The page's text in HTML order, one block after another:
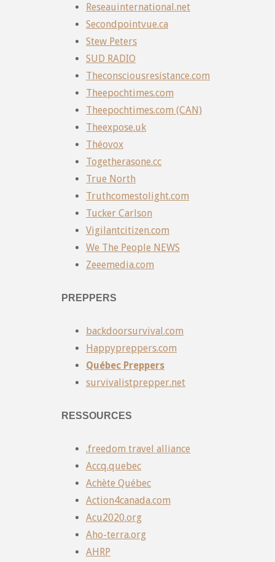
Reseauinternational.net
Secondpointvue.ca
Stew Peters
SUD RADIO
Theconsciousresistance.com
Theepochtimes.com
Theepochtimes.com (CAN)
Theexpose.uk
Théovox
Togetherasone.cc
True North
Truthcomestolight.com
Tucker Carlson
Vigilantcitizen.com
We The People NEWS
Zeeemedia.com
PREPPERS
backdoorsurvival.com
Happypreppers.com
Québec Preppers
survivalistprepper.net
RESSOURCES
.freedom travel alliance
Accq.quebec
Achète Québec
Action4canada.com
Acu2020.org
Aho-terra.org
AHRP